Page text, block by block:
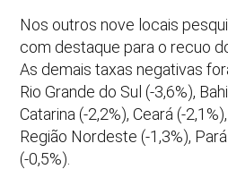
Nos outros nove locais
com destaque para o recuo
As demais taxas negativas
Rio Grande do Sul (-3,6%),
Catarina (-2,2%), Ceará (-
Região Nordeste (-1,3%),
(-0,5%).